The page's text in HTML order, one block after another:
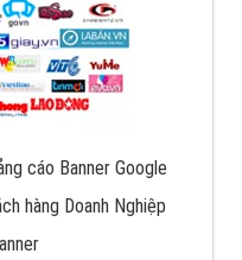
cáo Banner Google
hàng Doanh Nghiệp